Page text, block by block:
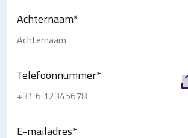
Achternaam*
Telefoonnummer*
E-mailadres*